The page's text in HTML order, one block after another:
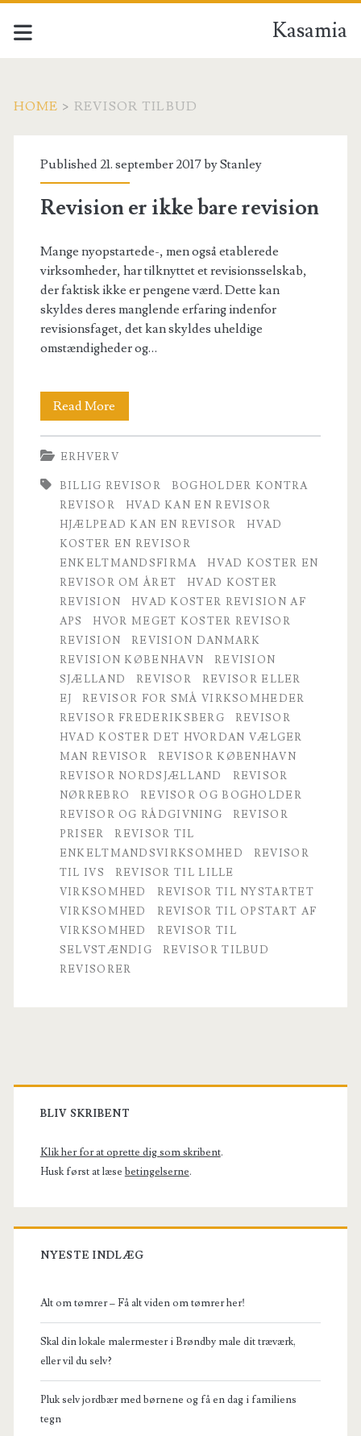
Kasamia
HOME > REVISOR TILBUD
Tag:
<span>revisor
Published 21. september 2017 byStanley
Revision er ikke bare revision
Mange nyopstartede-, men også etablerede
virksomheder, har tilknyttet et revisionsselskab,
der faktisk ikke er pengene værd. Dette kan
skyldes deres manglende erfaring indenfor
revisionsfaget, det kan skyldes uheldige
omstændigheder og…
Read More
er
ikke
bare
revision
ERHVERV
BILLIG REVISOR
BOGHOLDER KONTRA
REVISOR
HVAD KAN EN REVISOR
HJÆLPEAD KAN EN REVISOR
HVAD
KOSTER EN REVISOR
ENKELTMANDSFIRMA
HVAD KOSTER EN
REVISOR OM ÅRET
HVAD KOSTER
REVISION
HVAD KOSTER REVISION AF
APS
HVOR MEGET KOSTER REVISOR
REVISION
REVISION DANMARK
REVISION KØBENHAVN
REVISION
SJÆLLAND
REVISOR
REVISOR ELLER
EJ
REVISOR FOR SMÅ VIRKSOMHEDER
REVISOR FREDERIKSBERG
REVISOR
HVAD KOSTER DET HVORDAN VÆLGER
MAN REVISOR
REVISOR KØBENHAVN
REVISOR NORDSJÆLLAND
REVISOR
NØRREBRO
REVISOR OG BOGHOLDER
REVISOR OG RÅDGIVNING
REVISOR
PRISER
REVISOR TIL
ENKELTMANDSVIRKSOMHED
REVISOR
TIL IVS
REVISOR TIL LILLE
VIRKSOMHED
REVISOR TIL NYSTARTET
VIRKSOMHED
REVISOR TIL OPSTART AF
VIRKSOMHED
REVISOR TIL
SELVSTÆNDIG
REVISOR TILBUD
REVISORER
Primary
Sidebar
BLIV SKRIBENT
Klik her for at oprette dig som skribent.
Husk først at læse betingelserne.
NYESTE INDLÆG
Alt om tømrer – Få alt viden om tømrer her!
Skal din lokale malermester i Brøndby male dit træværk,
eller vil du selv?
Pluk selv jordbær med børnene og få en dag i familiens
tegn